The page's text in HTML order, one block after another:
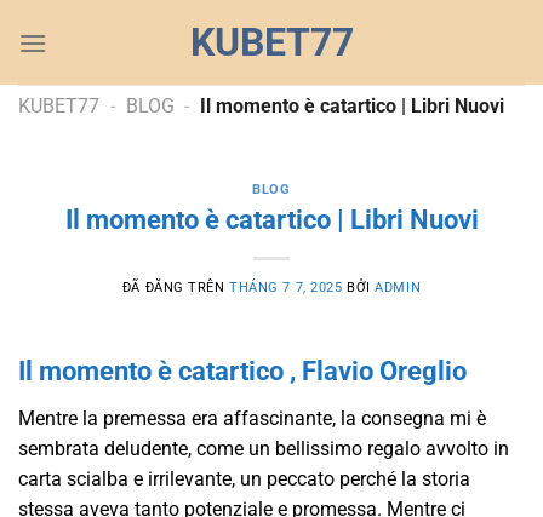
đến
dung
KUBET77
KUBET77 - BLOG - Il momento è catartico | Libri Nuovi
BLOG
Il momento è catartico | Libri Nuovi
ĐÃ ĐĂNG TRÊNTHÁNG 7 7, 2025 BỞIADMIN
Il momento è catartico , Flavio Oreglio
Mentre la premessa era affascinante, la consegna mi è
sembrata deludente, come un bellissimo regalo avvolto in
carta scialba e irrilevante, un peccato perché la storia
stessa aveva tanto potenziale e promessa. Mentre ci